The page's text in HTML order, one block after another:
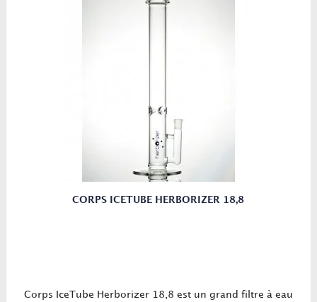
CORPS ICETUBE HERBORIZER 18,8
Corps IceTube Herborizer 18,8 est un grand filtre à eau